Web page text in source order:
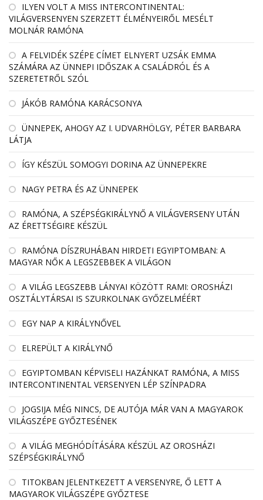
ILYEN VOLT A MISS INTERCONTINENTAL:
VILÁGVERSENYEN SZERZETT ÉLMÉNYEIRŐL MESÉLT
MOLNÁR RAMÓNA
A FELVIDÉK SZÉPE CÍMET ELNYERT UZSÁK EMMA
SZÁMÁRA AZ ÜNNEPI IDŐSZAK A CSALÁDRÓL ÉS A
SZERETETRŐL SZÓL
JÁKÓB RAMÓNA KARÁCSONYA
ÜNNEPEK, AHOGY AZ I. UDVARHÖLGY, PÉTER BARBARA
LÁTJA
ÍGY KÉSZÜL SOMOGYI DORINA AZ ÜNNEPEKRE
NAGY PETRA ÉS AZ ÜNNEPEK
RAMÓNA, A SZÉPSÉGKIRÁLYNŐ A VILÁGVERSENY UTÁN
AZ ÉRETTSÉGIRE KÉSZÜL
RAMÓNA DÍSZRUHÁBAN HIRDETI EGYIPTOMBAN: A
MAGYAR NŐK A LEGSZEBBEK A VILÁGON
A VILÁG LEGSZEBB LÁNYAI KÖZÖTT RAMI: OROSHÁZI
OSZTÁLYTÁRSAI IS SZURKOLNAK GYŐZELMÉÉRT
EGY NAP A KIRÁLYNŐVEL
ELREPÜLT A KIRÁLYNŐ
EGYIPTOMBAN KÉPVISELI HAZÁNKAT RAMÓNA, A MISS
INTERCONTINENTAL VERSENYEN LÉP SZÍNPADRA
JOGSIJA MÉG NINCS, DE AUTÓJA MÁR VAN A MAGYAROK
VILÁGSZÉPE GYŐZTESÉNEK
A VILÁG MEGHÓDÍTÁSÁRA KÉSZÜL AZ OROSHÁZI
SZÉPSÉGKIRÁLYNŐ
TITOKBAN JELENTKEZETT A VERSENYRE, Ő LETT A
MAGYAROK VILÁGSZÉPE GYŐZTESE